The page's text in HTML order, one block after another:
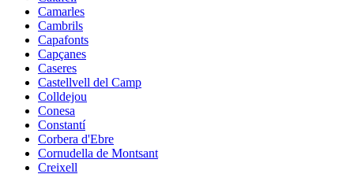
Camarles
Cambrils
Capafonts
Capçanes
Caseres
Castellvell del Camp
Colldejou
Conesa
Constantí
Corbera d'Ebre
Cornudella de Montsant
Creixell